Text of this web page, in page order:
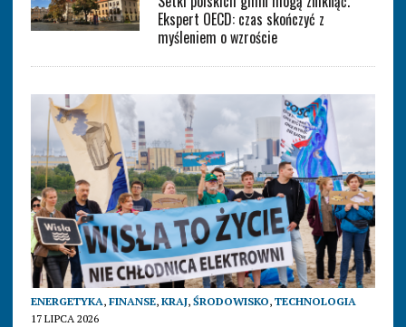
Ekspert OECD: czas skończyć z
myśleniem o wzroście
ENERGETYKA, FINANSE, KRAJ, ŚRODOWISKO, TECHNOLOGIA
17 LIPCA 2026